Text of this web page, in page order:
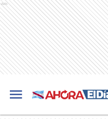
Ads